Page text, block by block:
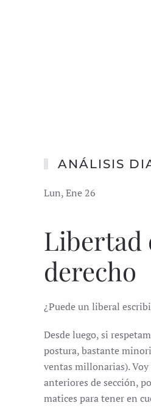
ANÁLISIS
Lun, Ene 26
Libertad
derecho
¿Puede un liberal
Desde luego, si
postura, bastante
ventas millonarias).
anteriores de sección,
matices para tener en